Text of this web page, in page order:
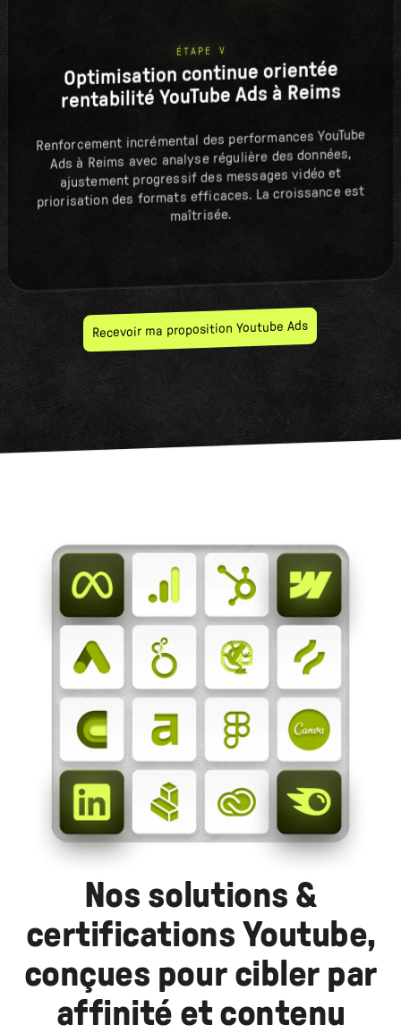
ÉTAPE V
Optimisation continue orientée
rentabilité YouTube Ads à Reims
Renforcement incrémental des performances YouTube
Ads à Reims avec analyse régulière des données,
ajustement progressif des messages vidéo et
priorisation des formats efficaces. La croissance est
maîtrisée.
Recevoir ma proposition Youtube Ads
Nos solutions &
certifications Youtube,
conçues pour cibler par
affinité et contenu